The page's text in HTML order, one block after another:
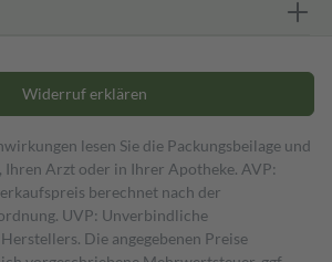
Widerruf erklären
lesen Sie die Packungsbeilage und
Ihren Arzt oder in Ihrer Apotheke. AVP:
berechnet nach der
UVP: Unverbindliche
Die angegebenen Preise